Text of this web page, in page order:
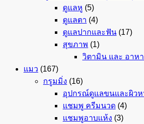
ดูแลหู (5)
ดูแลตา (4)
ดูแลปากและฟัน (17)
สุขภาพ (1)
วิตามิน และ อาหา
แมว (167)
กรูมมิ่ง (16)
อุปกรณ์ดูแลขนและผิวห
แชมพู ครีมนวด (4)
แชมพูอาบแห้ง (3)